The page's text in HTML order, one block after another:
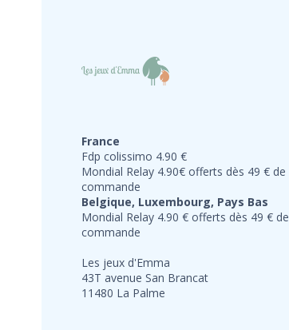
France
Fdp colissimo 4.90 €
Mondial Relay 4.90€ offerts dès 49 € de
commande
Belgique, Luxembourg, Pays Bas
Mondial Relay 4.90 € offerts dès 49 € de
commande
Les jeux d'Emma
43T avenue San Brancat
11480 La Palme